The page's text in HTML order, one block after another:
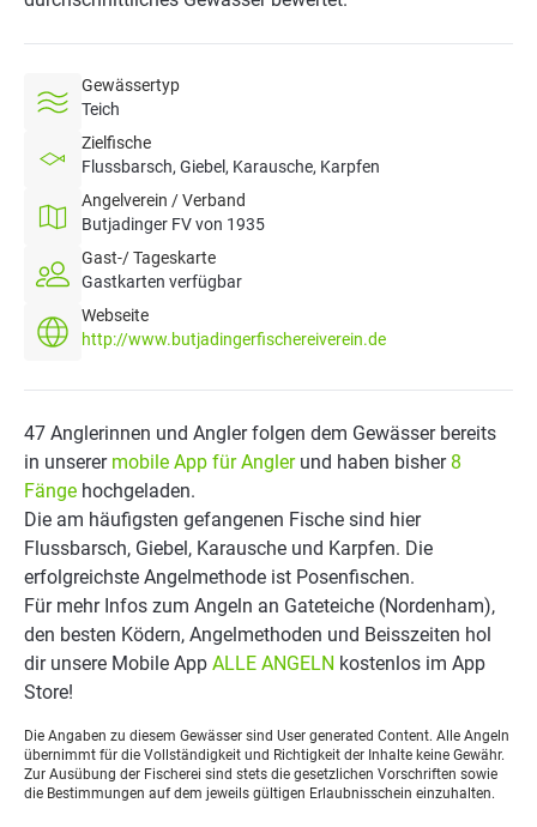
Gewässertyp
Teich
Zielfische
Flussbarsch, Giebel, Karausche, Karpfen
Angelverein / Verband
Butjadinger FV von 1935
Gast-/ Tageskarte
Gastkarten verfügbar
Webseite
http://www.butjadingerfischereiverein.de
47 Anglerinnen und Angler folgen dem Gewässer bereits
in unserer mobile App für Anglerund haben bisher 8
Fänge hochgeladen.
Die am häufigsten gefangenen Fische sind hier
Flussbarsch, Giebel, Karausche und Karpfen. Die
erfolgreichste Angelmethode ist Posenfischen.
Für mehr Infos zum Angeln an Gateteiche (Nordenham),
den besten Ködern, Angelmethoden und Beisszeiten hol
dir unsere Mobile App ALLE ANGELN kostenlos im App
Store!
Die Angaben zu diesem Gewässer sind User generated Content. Alle Angeln
übernimmt für die Vollständigkeit und Richtigkeit der Inhalte keine Gewähr.
Zur Ausübung der Fischerei sind stets die gesetzlichen Vorschriften sowie
die Bestimmungen auf dem jeweils gültigen Erlaubnisschein einzuhalten.